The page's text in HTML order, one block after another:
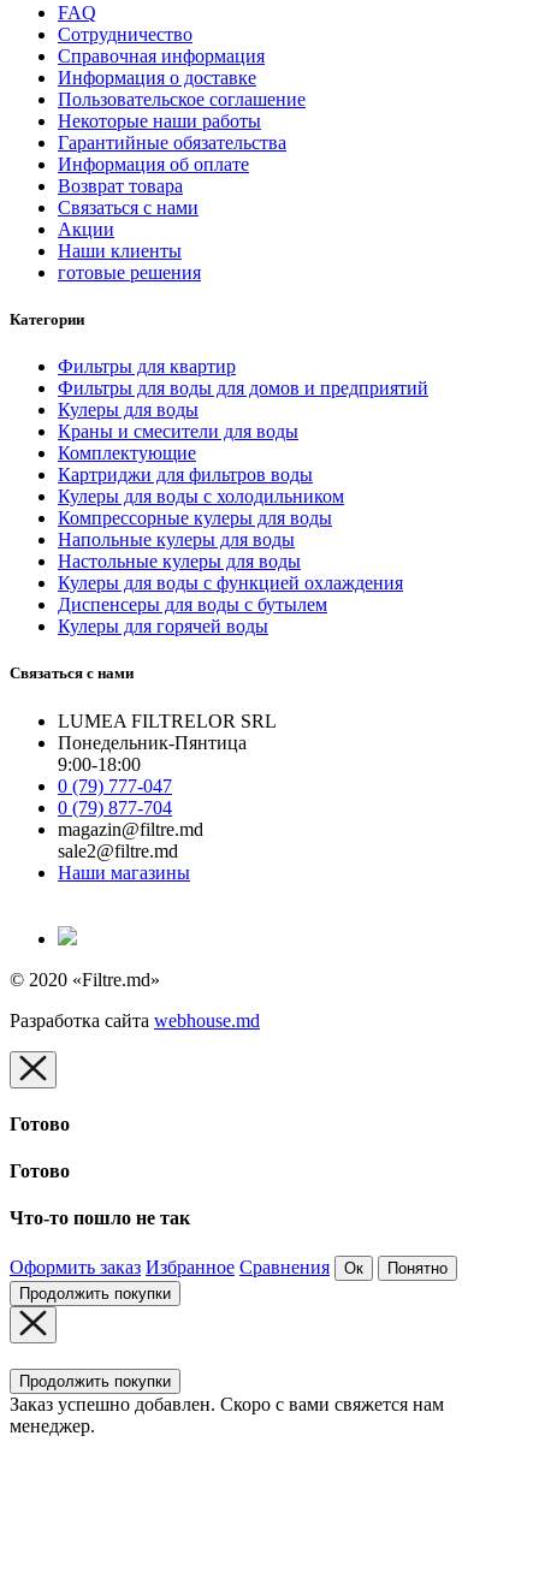
FAQ
Сотрудничество
Справочная информация
Информация о доставке
Пользовательское соглашение
Некоторые наши работы
Гарантийные обязательства
Информация об оплате
Возврат товара
Связаться с нами
Акции
Наши клиенты
готовые решения
Категории
Фильтры для квартир
Фильтры для воды для домов и предприятий
Кулеры для воды
Краны и смесители для воды
Комплектующие
Картриджи для фильтров воды
Кулеры для воды с холодильником
Компрессорные кулеры для воды
Напольные кулеры для воды
Настольные кулеры для воды
Кулеры для воды с функцией охлаждения
Диспенсеры для воды с бутылем
Кулеры для горячей воды
Связаться с нами
LUMEA FILTRELOR SRL
Понедельник-Пянтица
9:00-18:00
0 (79) 777-047
0 (79) 877-704
magazin@filtre.md
sale2@filtre.md
Наши магазины
© 2020 «Filtre.md»
Разработка сайта webhouse.md
Готово
Готово
Что-то пошло не так
Оформить заказ Избранное Сравнения Ок
Понятно
Продолжить покупки
Продолжить покупки
Заказ успешно добавлен. Скоро с вами свяжется нам
менеджер.